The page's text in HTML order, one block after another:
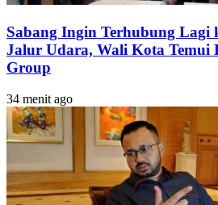
Sabang Ingin Terhubung Lagi
Jalur Udara, Wali Kota Temui
Group
34 menit ago